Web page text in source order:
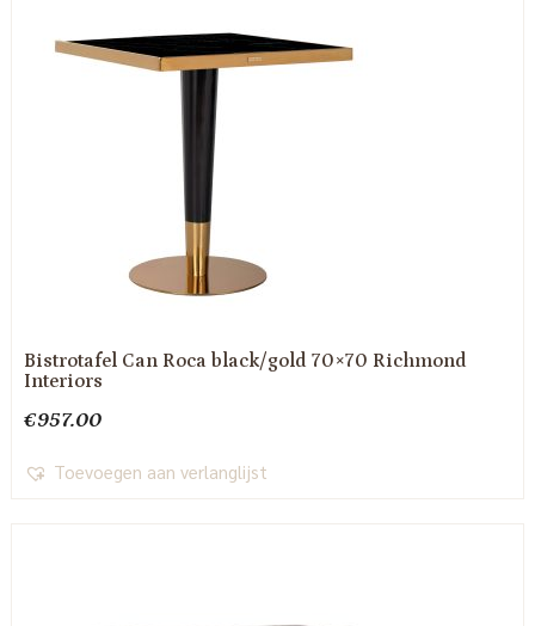
Bistrotafel Can Roca black/gold 70×70 Richmond
Interiors
€957.00
Toevoegen aan verlanglijst